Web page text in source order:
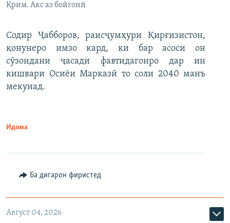
Қрим. Акс аз бойгонӣ
Содир Ҷабборов, раисҷумҳури Қирғизистон,
қонунеро имзо кард, ки бар асоси он
сӯзондани ҷасади фавтидагонро дар ин
кишвари Осиёи Марказӣ то соли 2040 манъ
мекунад.
Идома
Ба дигарон фиристед
Август 04, 2026